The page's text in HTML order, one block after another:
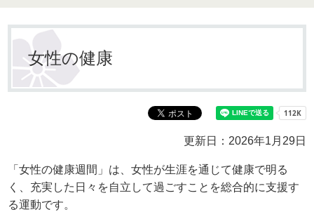
女性の健康
更新日：2026年1月29日
「女性の健康週間」は、女性が生涯を通じて健康で明る
く、充実した日々を自立して過ごすことを総合的に支援す
る運動です。